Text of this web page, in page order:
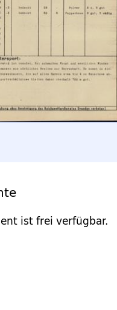
ist frei verfügbar.